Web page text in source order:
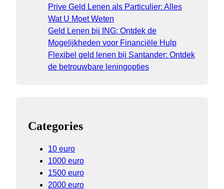
Prive Geld Lenen als Particulier: Alles
Wat U Moet Weten
Geld Lenen bij ING: Ontdek de
Mogelijkheden voor Financiële Hulp
Flexibel geld lenen bij Santander: Ontdek
de betrouwbare leningopties
Categories
10 euro
1000 euro
1500 euro
2000 euro